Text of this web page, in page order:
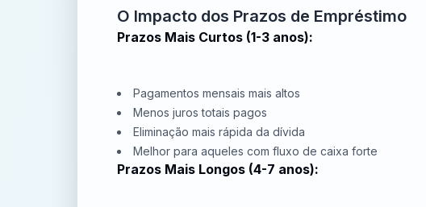
O Impacto dos Prazos de Empréstimo
Prazos Mais Curtos (1-3 anos):
Pagamentos mensais mais altos
Menos juros totais pagos
Eliminação mais rápida da dívida
Melhor para aqueles com fluxo de caixa forte
Prazos Mais Longos (4-7 anos):